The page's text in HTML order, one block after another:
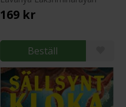
169 kr
Beställ